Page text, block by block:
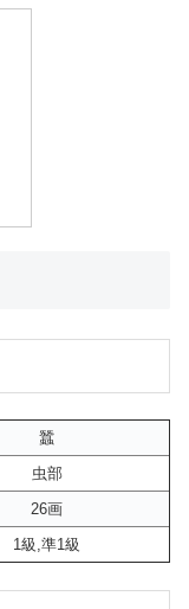
蠶
虫部
26画
1級,準1級